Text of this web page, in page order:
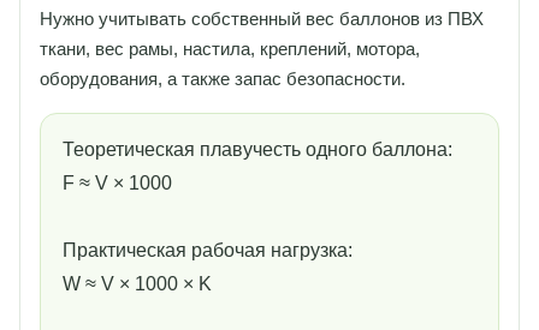
Нужно учитывать собственный вес баллонов из ПВХ
ткани, вес рамы, настила, креплений, мотора,
оборудования, а также запас безопасности.
Теоретическая плавучесть одного баллона:
F ≈ V × 1000
Практическая рабочая нагрузка:
W ≈ V × 1000 × K